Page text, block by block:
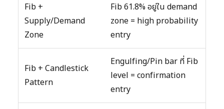
Fib +
Supply/Demand
Zone
Fib 61.8% อยู่ใน demand
zone = high probability
entry
Fib + Candlestick
Pattern
Engulfing/Pin bar ที่ Fib
level = confirmation
entry